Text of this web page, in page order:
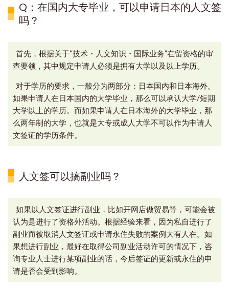
Q：在国内大专毕业，可以申请日本的人文签
吗？
首先，根据关于“技术・人文知识・国际业务”在留资格的审
查要领，其中规定申请人必须是拥有大学以及以上学历。
对于学历的要求，一般分为两部分：日本国内和日本海外。
如果申请人在日本国内的大学毕业，那么可以承认大学/短期
大学以上的学历。而如果申请人在日本海外的大学毕业，那
么两年制的大学，也就是大专或成人大学不可以作为申请人
文签证的学历条件。
人文签可以搞副业吗？
如果以人文签证进行副业，比如开网店做贸易等，可能会被
认为是进行了资格外活动。根据经验来看，因为私自进行了
副业而被取消人文签证或申请永住失败的案例大有人在。如
果想进行副业，最好在取得公司副业活动许可的情况下，咨
询专业人士进行某项副业的话，今后签证的更新或永住的申
请是否会受到影响。